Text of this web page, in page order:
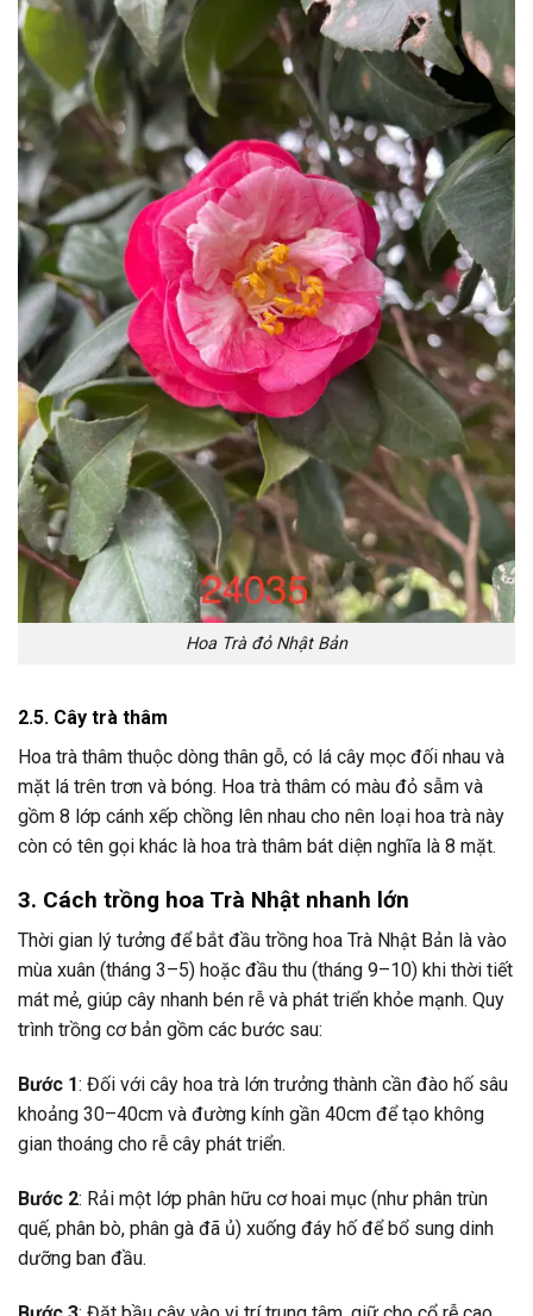
Hoa Trà đỏ Nhật Bản
2.5. Cây trà thâm
Hoa trà thâm thuộc dòng thân gỗ, có lá cây mọc đối nhau và
mặt lá trên trơn và bóng. Hoa trà thâm có màu đỏ sẫm và
gồm 8 lớp cánh xếp chồng lên nhau cho nên loại hoa trà này
còn có tên gọi khác là hoa trà thâm bát diện nghĩa là 8 mặt.
3. Cách trồng hoa Trà Nhật nhanh lớn
Thời gian lý tưởng để bắt đầu trồng hoa Trà Nhật Bản là vào
mùa xuân (tháng 3–5) hoặc đầu thu (tháng 9–10) khi thời tiết
mát mẻ, giúp cây nhanh bén rễ và phát triển khỏe mạnh. Quy
trình trồng cơ bản gồm các bước sau:
Bước 1: Đối với cây hoa trà lớn trưởng thành cần đào hố sâu
khoảng 30–40cm và đường kính gần 40cm để tạo không
gian thoáng cho rễ cây phát triển.
Bước 2: Rải một lớp phân hữu cơ hoai mục (như phân trùn
quế, phân bò, phân gà đã ủ) xuống đáy hố để bổ sung dinh
dưỡng ban đầu.